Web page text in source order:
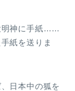
明神に手紙……
紙を送りま
日本中の狐を